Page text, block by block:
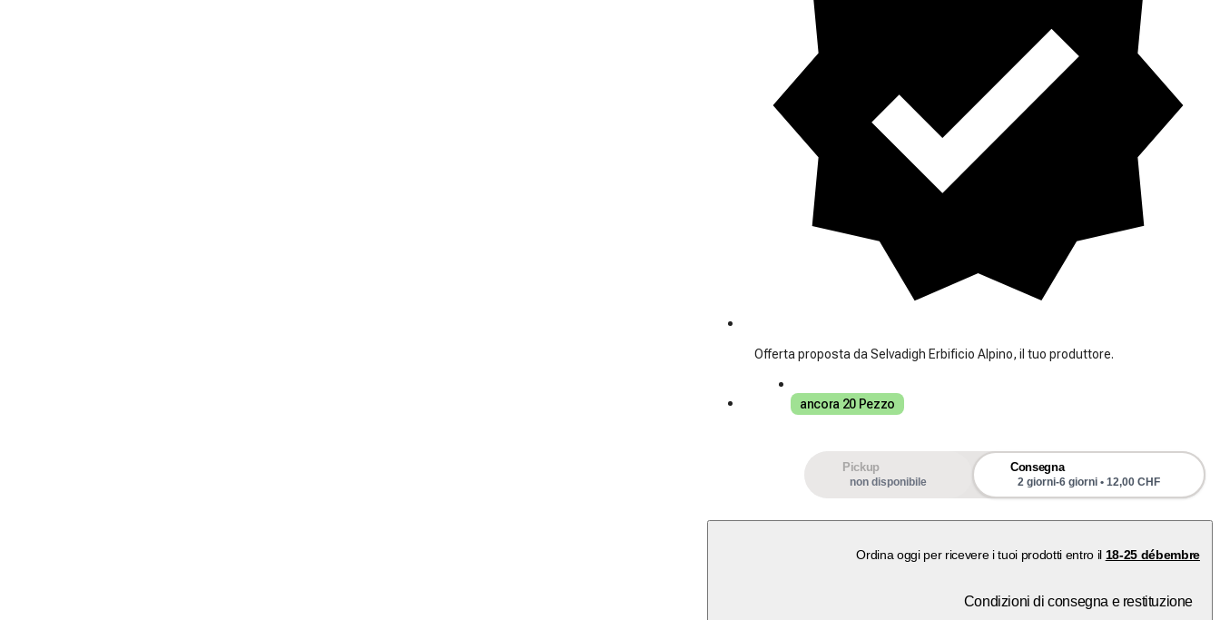
Offerta proposta da Selvadigh Erbificio Alpino, il tuo produttore.
ancora 20 Pezzo
Pickup
non disponibile
Consegna
2 giorni-6 giorni • 12,00 CHF
Ordina oggi per ricevere i tuoi prodotti entro il 18-25 débembre
Condizioni di consegna e restituzione